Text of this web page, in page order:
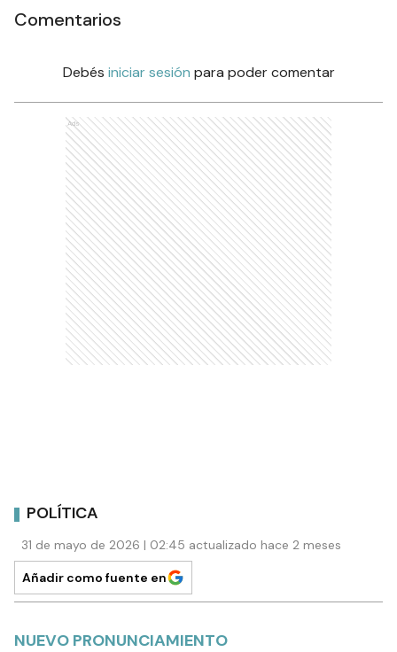
Comentarios
Debés iniciar sesión para poder comentar
Ads
POLÍTICA
31 de mayo de 2026 | 02:45 actualizado hace 2 meses
Añadir como fuente en
NUEVO PRONUNCIAMIENTO